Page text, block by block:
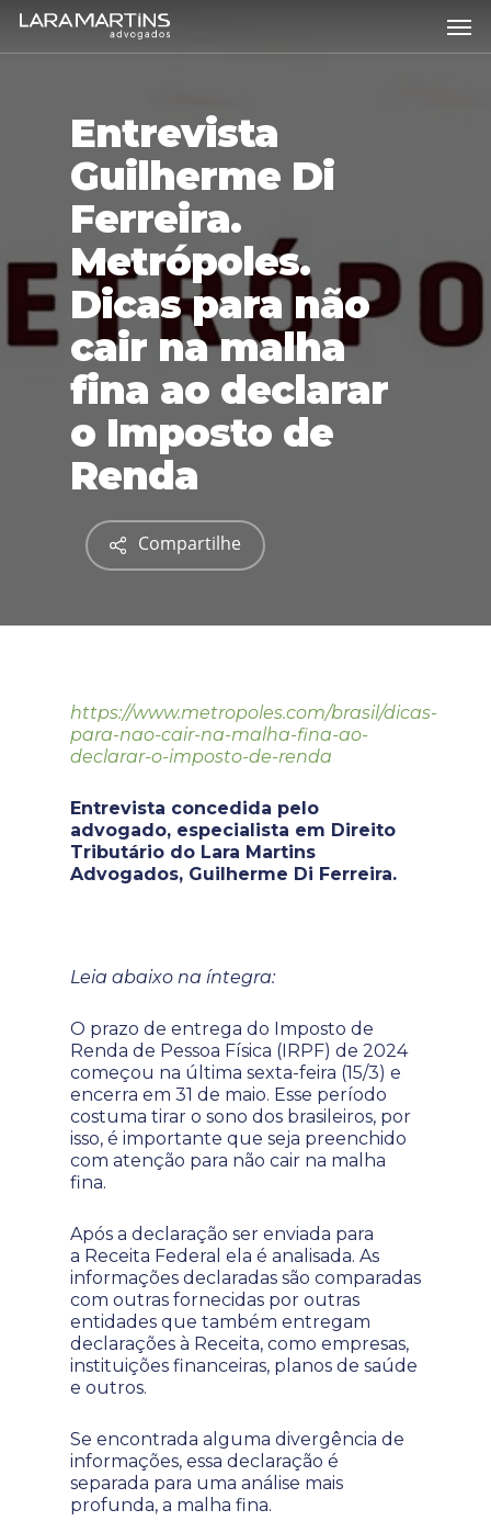
Skip
main
Entrevista
Guilherme Di
Ferreira.
Metrópoles.
Dicas para não
cair na malha
fina ao declarar
o Imposto de
Renda
Compartilhe
https://www.metropoles.com/brasil/dicas-
para-nao-cair-na-malha-fina-ao-
declarar-o-imposto-de-renda
Entrevista concedida pelo
advogado, especialista em Direito
Tributário do Lara Martins
Advogados, Guilherme Di Ferreira.
Leia abaixo na íntegra:
O prazo de entrega do Imposto de
Renda de Pessoa Física (IRPF) de 2024
começou na última sexta-feira (15/3) e
encerra em 31 de maio. Esse período
costuma tirar o sono dos brasileiros, por
isso, é importante que seja preenchido
com atenção para não cair na malha
fina.
Após a declaração ser enviada para
a Receita Federal ela é analisada. As
informações declaradas são comparadas
com outras fornecidas por outras
entidades que também entregam
declarações à Receita, como empresas,
instituições financeiras, planos de saúde
e outros.
Se encontrada alguma divergência de
informações, essa declaração é
separada para uma análise mais
profunda, a malha fina.